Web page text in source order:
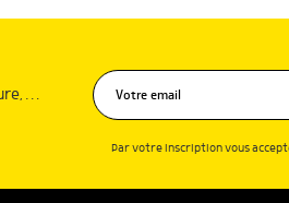
…
Par votre inscription vous